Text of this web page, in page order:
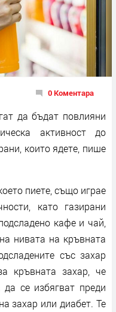
0 Коментара
да бъдат повлияни
активност до
които ядете, пише
пиете, също играе
като газирани
кафе и чай,
нивата на кръвната
със захар
кръвната захар, че
да се избягват преди
захар или диабет. Те